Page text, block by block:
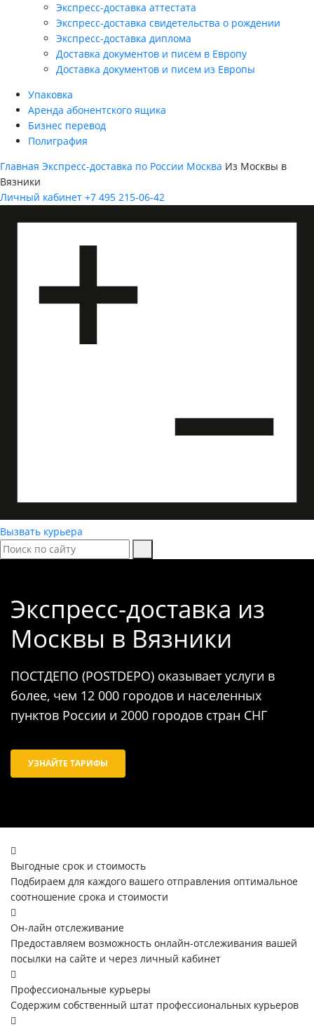
Экспресс-доставка аттестата
Экспресс-доставка свидетельства о рождении
Экспресс-доставка диплома
Доставка документов и писем в Европу
Доставка документов и писем из Европы
Упаковка
Аренда абонентского ящика
Бизнес перевод
Полиграфия
Главная Экспресс-доставка по России Москва Из Москвы в
Вязники
Личный кабинет +7 495 215-06-42
Вызвать курьера
Экспресс-доставка из
Москвы в Вязники
ПОСТДЕПО (POSTDEPO) оказывает услуги в
более, чем 12 000 городов и населенных
пунктов России и 2000 городов стран СНГ
УЗНАЙТЕ ТАРИФЫ
Выгодные срок и стоимость
Подбираем для каждого вашего отправления оптимальное
соотношение срока и стоимости
Он-лайн отслеживание
Предоставляем возможность онлайн-отслеживания вашей
посылки на сайте и через личный кабинет
Профессиональные курьеры
Содержим собственный штат профессиональных курьеров